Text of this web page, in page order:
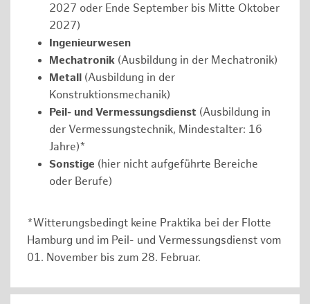
2027 oder Ende September bis Mitte Oktober
2027)
Ingenieurwesen
Mechatronik (Ausbildung in der Mechatronik)
Metall (Ausbildung in der
Konstruktionsmechanik)
Peil- und Vermessungsdienst (Ausbildung in
der Vermessungstechnik, Mindestalter: 16
Jahre)*
Sonstige (hier nicht aufgeführte Bereiche
oder Berufe)
*Witterungsbedingt keine Praktika bei der Flotte
Hamburg und im Peil- und Vermessungsdienst vom
01. November bis zum 28. Februar.